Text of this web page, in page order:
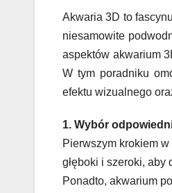
Akwaria 3D to
niesamowite
aspektów akwarium
W tym poradniku
efektu wizualnego
1. Wybór
Pierwszym krokiem
głęboki i szeroki,
Ponadto, akwarium